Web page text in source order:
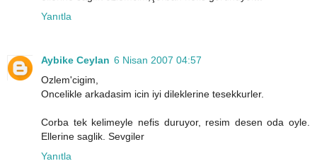
Yanıtla
Aybike Ceylan 6 Nisan 2007 04:57
Ozlem'cigim,
Oncelikle arkadasim icin iyi dileklerine tesekkurler.
Corba tek kelimeyle nefis duruyor, resim desen oda oyle.
Ellerine saglik. Sevgiler
Yanıtla